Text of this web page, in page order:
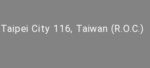
City 116, Taiwan (R.O.C.)